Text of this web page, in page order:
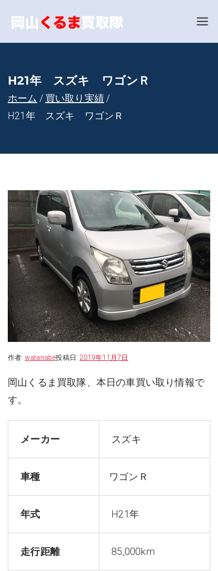
を
キ
ッ
プ
岡山で車
えば！岡
あなたの愛車を世界相
場で買い取ります！
H21年 スズキ ワゴンＲ
ホーム
買い取り実績
H21年 スズキ ワゴンＲ
作者: watanabe投稿日: 2019年11月7日
岡山くるま買取隊、本日の車買い取り情報で
す。
メーカー スズキ
車種 ワゴンＲ
年式 H21年
走行距離 85,000km